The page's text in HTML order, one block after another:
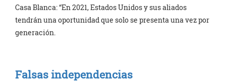
Casa Blanca: “En 2021, Estados Unidos y sus aliados
tendrán una oportunidad que solo se presenta una vez por
generación.
Falsas independencias